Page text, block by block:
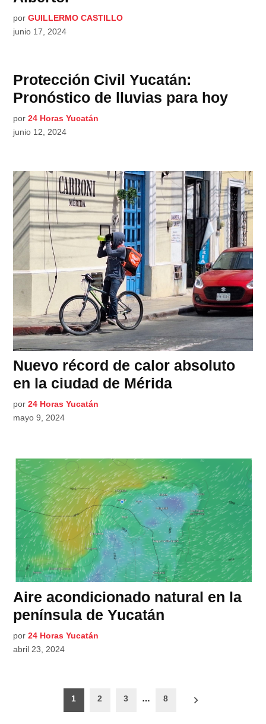
por GUILLERMO CASTILLO
junio 17, 2024
Protección Civil Yucatán:
Pronóstico de lluvias para hoy
por 24 Horas Yucatán
junio 12, 2024
Nuevo récord de calor absoluto
en la ciudad de Mérida
por 24 Horas Yucatán
mayo 9, 2024
Aire acondicionado natural en la
península de Yucatán
por 24 Horas Yucatán
abril 23, 2024
Paginación
1 2 3 … 8